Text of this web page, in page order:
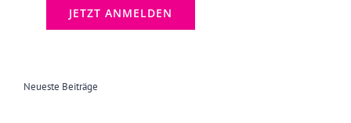
Neueste Beiträge